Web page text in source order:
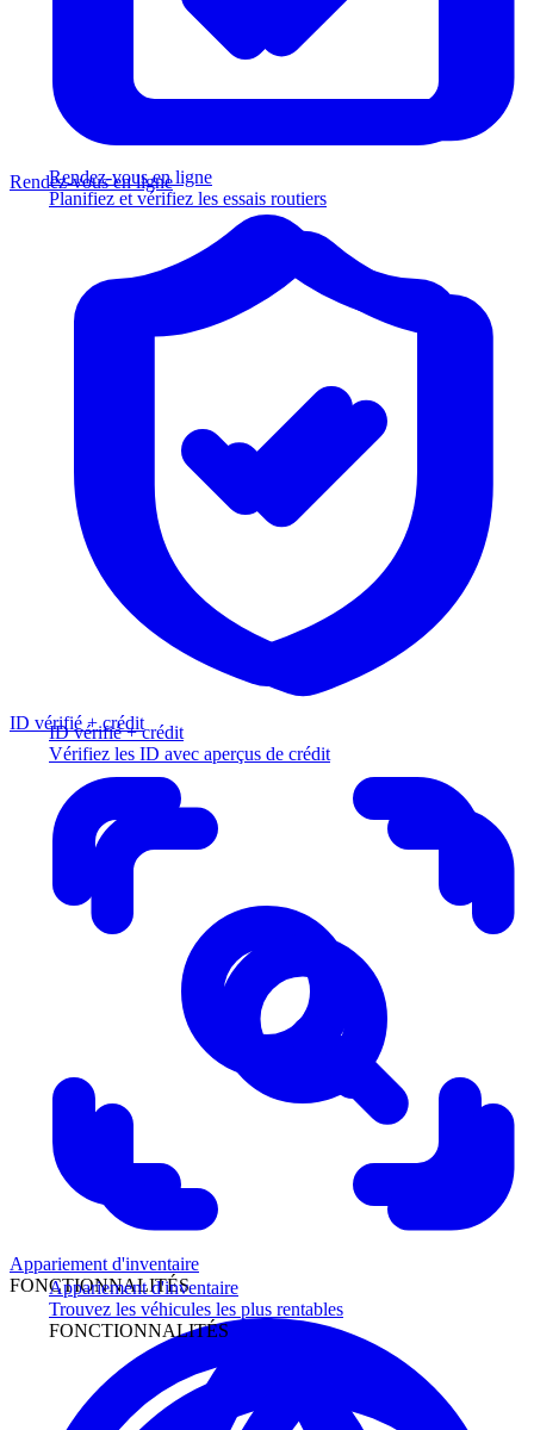
Rendez-vous en ligne
Planifiez et vérifiez les essais routiers
ID vérifié + crédit
Vérifiez les ID avec aperçus de crédit
Appariement d'inventaire
Trouvez les véhicules les plus rentables
FONCTIONNALITÉS
Rendez-vous en ligne
ID vérifié + crédit
Appariement d'inventaire
FONCTIONNALITÉS